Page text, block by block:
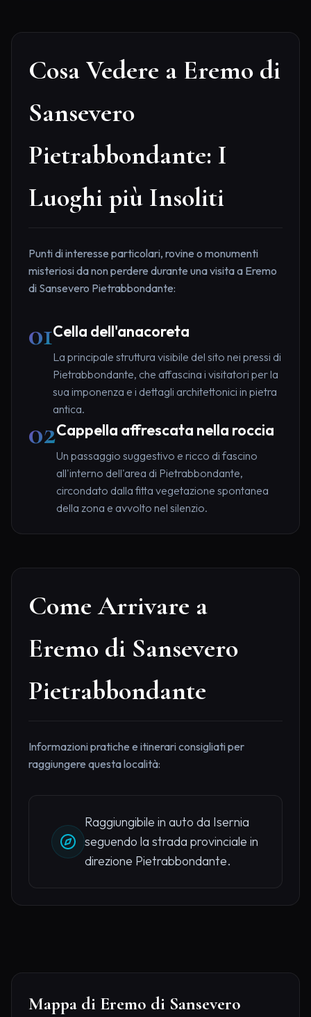
Cosa Vedere a Eremo di
Sansevero
Pietrabbondante: I
Luoghi più Insoliti
Punti di interesse particolari, rovine o monumenti
misteriosi da non perdere durante una visita a Eremo
di Sansevero Pietrabbondante:
01Cella dell'anacoreta
La principale struttura visibile del sito nei pressi di
Pietrabbondante, che affascina i visitatori per la
sua imponenza e i dettagli architettonici in pietra
antica.
02Cappella affrescata nella roccia
Un passaggio suggestivo e ricco di fascino
all'interno dell'area di Pietrabbondante,
circondato dalla fitta vegetazione spontanea
della zona e avvolto nel silenzio.
Come Arrivare a
Eremo di Sansevero
Pietrabbondante
Informazioni pratiche e itinerari consigliati per
raggiungere questa località:
Raggiungibile in auto da Isernia
seguendo la strada provinciale in
direzione Pietrabbondante.
Mappa di Eremo di Sansevero